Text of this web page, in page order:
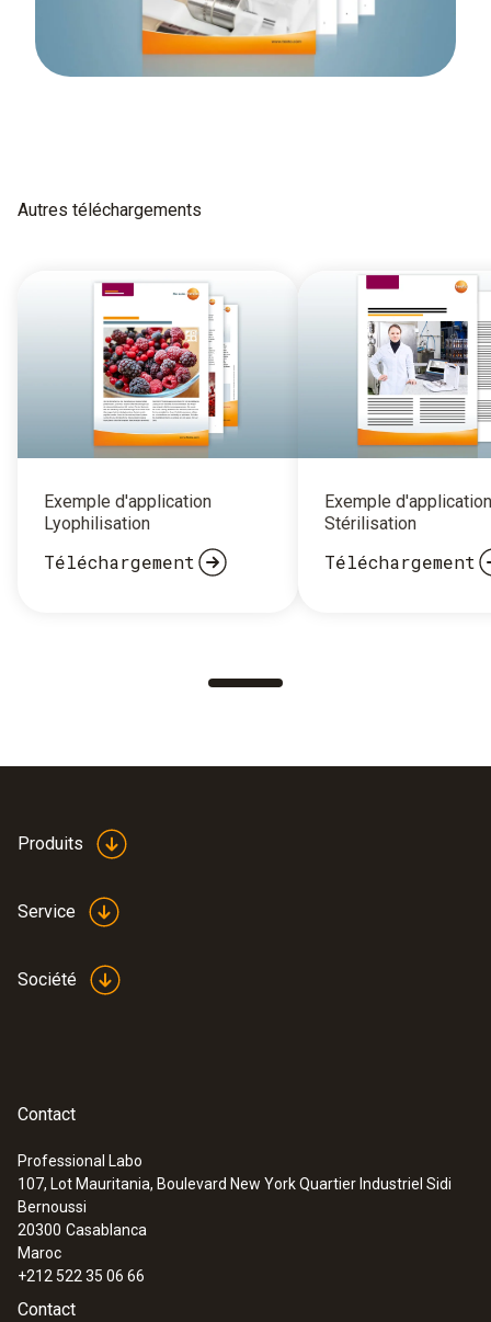
Autres téléchargements
Exemple d'application
Lyophilisation
Téléchargement
Exemple d'application
Stérilisation
Téléchargement
Produits
Service
Société
Contact
Professional Labo
107, Lot Mauritania, Boulevard New York Quartier Industriel Sidi
Bernoussi
20300 Casablanca
Maroc
+212 522 35 06 66
Contact